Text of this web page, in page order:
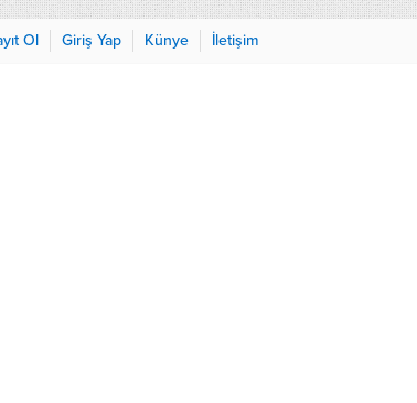
Ol Giriş Yap Künye İletişim